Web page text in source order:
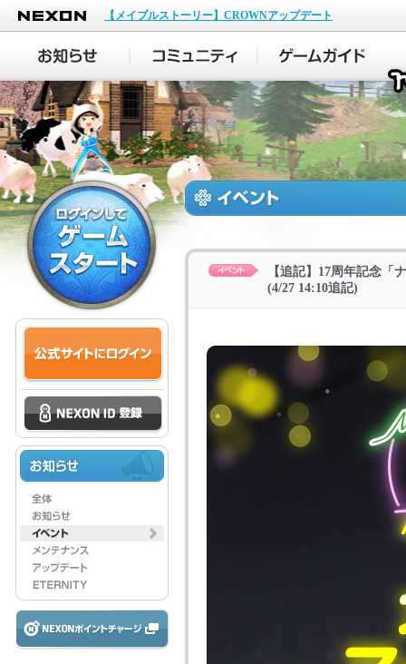
NEXON
【メイプルストーリー】CROWNアップデート
【追記】17周年記念「
(4/27 14:10追記)